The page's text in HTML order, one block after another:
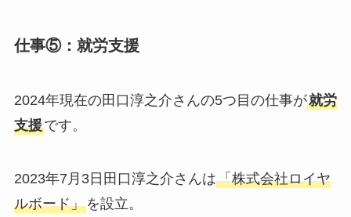
仕事⑤：就労支援
2024年現在の田口淳之介さんの5つ目の仕事が就労
支援です。
2023年7月3日田口淳之介さんは「株式会社ロイヤ
ルボード」を設立。